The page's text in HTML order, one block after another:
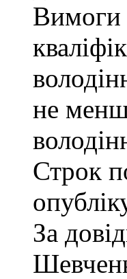
Вимоги
не
Строк
За